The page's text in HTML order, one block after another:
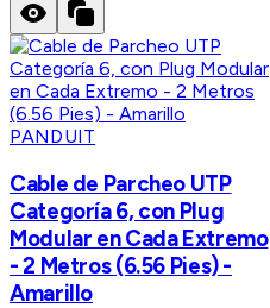
PANDUIT
Cable de Parcheo UTP
Categoría 6, con Plug
Modular en Cada Extremo
- 2 Metros (6.56 Pies) -
Amarillo